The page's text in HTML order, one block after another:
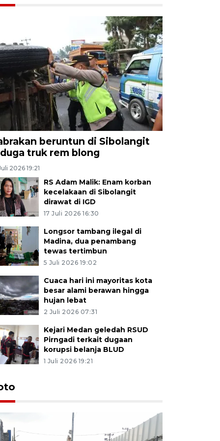
beruntun di Sibolangit
truk rem blong
2026 19:21
RS Adam Malik: Enam korban
kecelakaan di Sibolangit
dirawat di IGD
17 Juli 2026 16:30
Longsor tambang ilegal di
Madina, dua penambang
tewas tertimbun
5 Juli 2026 19:02
Cuaca hari ini mayoritas kota
besar alami berawan hingga
hujan lebat
2 Juli 2026 07:31
Kejari Medan geledah RSUD
Pirngadi terkait dugaan
korupsi belanja BLUD
1 Juli 2026 19:21